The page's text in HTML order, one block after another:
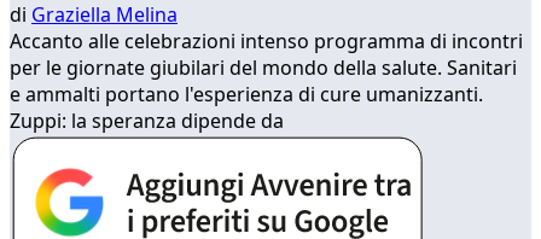
di Graziella Melina
Accanto alle celebrazioni intenso programma di incontri
per le giornate giubilari del mondo della salute. Sanitari
e ammalti portano l'esperienza di cure umanizzanti.
Zuppi: la speranza dipende da